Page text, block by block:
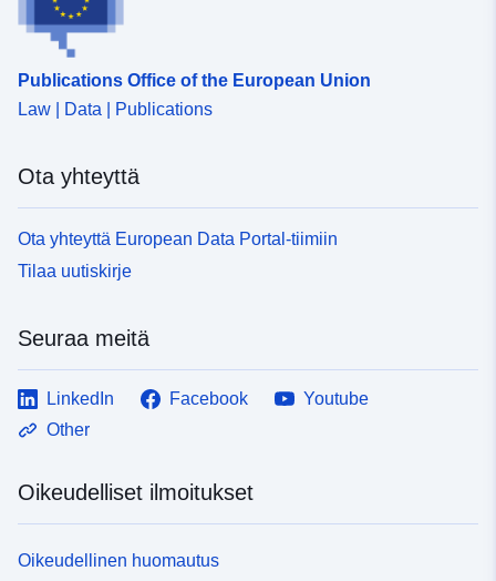
Publications Office of the European Union
Law | Data | Publications
Ota yhteyttä
Ota yhteyttä European Data Portal-tiimiin
Tilaa uutiskirje
Seuraa meitä
LinkedIn Facebook
Youtube
Other
Oikeudelliset ilmoitukset
Oikeudellinen huomautus